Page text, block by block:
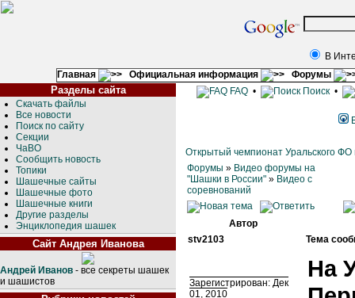
В
Главная
Официальная информация Форумы
Разделы сайта
Скачать файлы
Все новости
Поиск по сайту
Секции
ЧаВО
Сообщить новость
Топики
Шашечные сайты
Шашечные фото
Шашечные книги
Другие разделы
Энциклопедия шашек
Сайт Андрея Иванова
Андрей Иванов - все секреты шашек
и шашистов
FAQ• Поиск•
Открытый чемпионат Уральского
Форумы » Видео форумы на
"Шашки в России" » Видео с
соревнований
Автор
stv2103
Тема
Зарегистрирован: Дек
01, 2010
На